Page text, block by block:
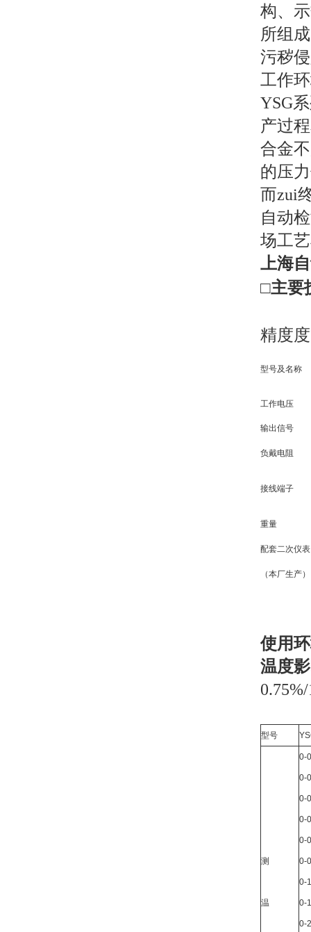
构、
所组
污秽
工作
YSG
产过
合金
的压
而zui
自动
场工
上海
□主要
精度
型号及名称
工作电压
输出信号
负戴电阻
接线端子
重量
配套二次仪表
（本厂生产）
使用
温度
型号
测
温
0-
0-
0-
0-
0-
0-
0-1
0-
0-